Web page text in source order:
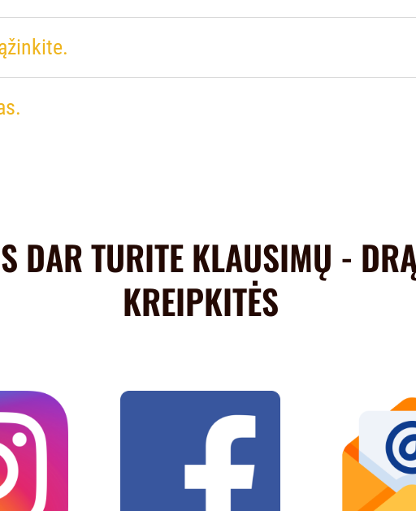
DAR TURITE KLAUSIMŲ -
KREIPKITĖS